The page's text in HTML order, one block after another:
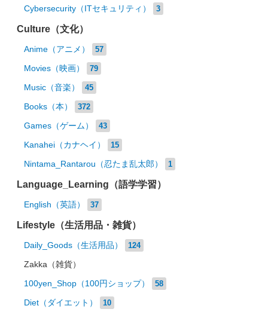
Cybersecurity（ITセキュリティ） 3
Culture（文化）
Anime（アニメ） 57
Movies（映画） 79
Music（音楽） 45
Books（本） 372
Games（ゲーム） 43
Kanahei（カナヘイ） 15
Nintama_Rantarou（忍たま乱太郎） 1
Language_Learning（語学学習）
English（英語） 37
Lifestyle（生活用品・雑貨）
Daily_Goods（生活用品） 124
Zakka（雑貨）
100yen_Shop（100円ショップ） 58
Diet（ダイエット） 10